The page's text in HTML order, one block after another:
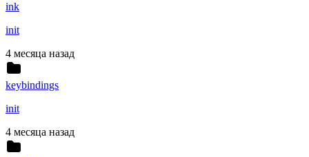
ink
init
4 месяца назад
keybindings
init
4 месяца назад